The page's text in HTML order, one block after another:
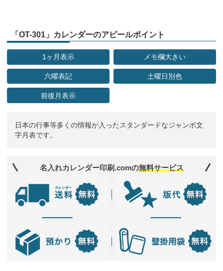
「OT-301」カレンダーのアピールポイント
1ヶ月表示 メモ欄大きい
六曜表記 土曜日別色
前後月表示
日本の行事等多くの情報が入ったスタンダードなジャンボ文
字月表です。
名入れカレンダー印刷.comの無料サービス